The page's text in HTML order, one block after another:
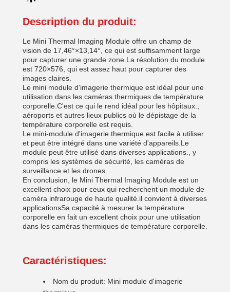
Description du produit:
Le Mini Thermal Imaging Module offre un champ de
vision de 17,46°×13,14°, ce qui est suffisamment large
pour capturer une grande zone.La résolution du module
est 720×576, qui est assez haut pour capturer des
images claires.
Le mini module d'imagerie thermique est idéal pour une
utilisation dans les caméras thermiques de température
corporelle.C'est ce qui le rend idéal pour les hôpitaux.,
aéroports et autres lieux publics où le dépistage de la
température corporelle est requis.
Le mini-module d'imagerie thermique est facile à utiliser
et peut être intégré dans une variété d'appareils.Le
module peut être utilisé dans diverses applications., y
compris les systèmes de sécurité, les caméras de
surveillance et les drones.
En conclusion, le Mini Thermal Imaging Module est un
excellent choix pour ceux qui recherchent un module de
caméra infrarouge de haute qualité.il convient à diverses
applicationsSa capacité à mesurer la température
corporelle en fait un excellent choix pour une utilisation
dans les caméras thermiques de température corporelle.
Caractéristiques:
Nom du produit: Mini module d'imagerie